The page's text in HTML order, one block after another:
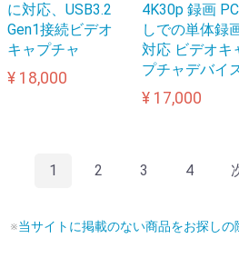
に対応、USB3.2
Gen1接続ビデオ
キャプチャ
¥ 18,000
4K30p 録画
しでの単体録
対応 ビデオキ
プチャデバイ
¥ 17,000
1 2 3 4
※当サイトに掲載のない商品をお探しの